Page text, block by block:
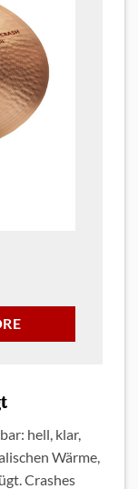
hell, klar,
Wärme,
Crashes